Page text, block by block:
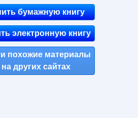
бумажную книгу
электронную книгу
похожие материалы
на других сайтах